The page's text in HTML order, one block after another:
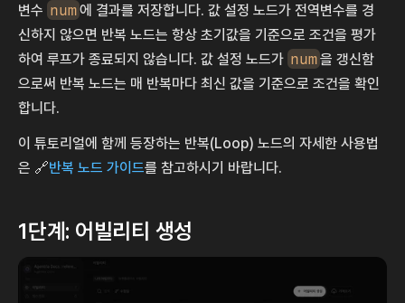
변수 num에 결과를 저장합니다. 값 설정 노드가 전역변수를 경
신하지 않으면 반복 노드는 항상 초기값을 기준으로 조건을 평가
하여 루프가 종료되지 않습니다. 값 설정 노드가 num을 갱신함
으로써 반복 노드는 매 반복마다 최신 값을 기준으로 조건을 확인
합니다.
이 튜토리얼에 함께 등장하는 반복(Loop) 노드의 자세한 사용법
은 🔗반복 노드 가이드를 참고하시기 바랍니다.
1단계: 어빌리티 생성